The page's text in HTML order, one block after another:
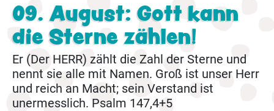
Natur
Abenteuer
Freizeit
09. August: Gott kann
die Sterne zählen!
Er (Der HERR) zählt die Zahl der Sterne und
nennt sie alle mit Namen. Groß ist unser Herr
und reich an Macht; sein Verstand ist
unermesslich. Psalm 147,4+5